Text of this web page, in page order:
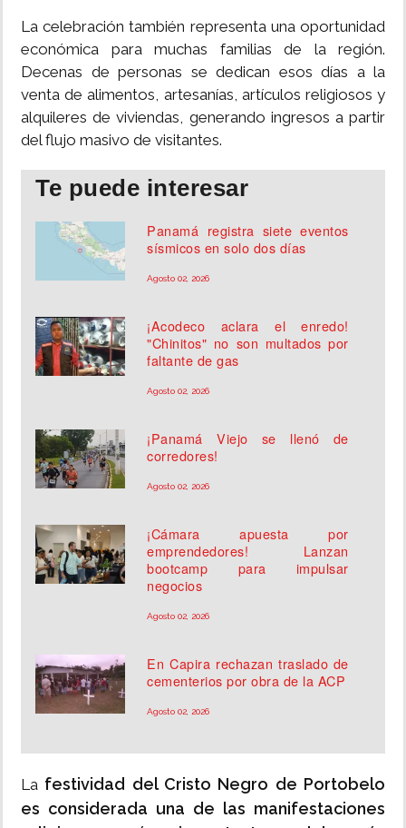
La celebración también representa una oportunidad
económica para muchas familias de la región.
Decenas de personas se dedican esos días a la
venta de alimentos, artesanías, artículos religiosos y
alquileres de viviendas, generando ingresos a partir
del flujo masivo de visitantes.
Te puede interesar
Panamá registra siete eventos
sísmicos en solo dos días
Agosto 02, 2026
¡Acodeco aclara el enredo!
"Chinitos" no son multados por
faltante de gas
Agosto 02, 2026
¡Panamá Viejo se llenó de
corredores!
Agosto 02, 2026
¡Cámara apuesta por
emprendedores! Lanzan
bootcamp para impulsar
negocios
Agosto 02, 2026
En Capira rechazan traslado de
cementerios por obra de la ACP
Agosto 02, 2026
La festividad del Cristo Negro de Portobelo
es considerada una de las manifestaciones